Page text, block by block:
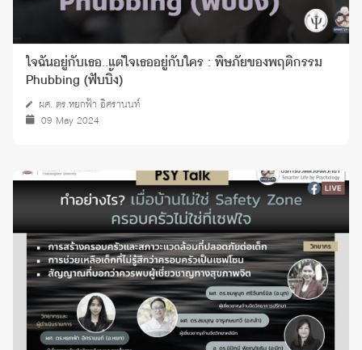
ใจฉันอยู่กับเธอ..แต่ใจเธออยู่กับใคร : พิษภัยของพฤติกรรม
Phubbing (ฟับบิ้ง)
ผศ. ดร.หยกฟ้า อิศรานนท์
09 May 2024